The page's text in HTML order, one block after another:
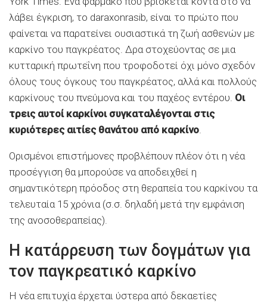
λάβει έγκριση, το daraxonrasib, είναι το πρώτο που
φαίνεται να παρατείνει ουσιαστικά τη ζωή ασθενών με
καρκίνο του παγκρέατος. Δρα στοχεύοντας σε μια
κυτταρική πρωτεΐνη που τροφοδοτεί όχι μόνο σχεδόν
όλους τους όγκους του παγκρέατος, αλλά και πολλούς
καρκίνους του πνεύμονα και του παχέος εντέρου. Οι
τρεις αυτοί καρκίνοι συγκαταλέγονται στις
κυριότερες αιτίες θανάτου από καρκίνο
Ορισμένοι επιστήμονες προβλέπουν πλέον ότι η νέα
προσέγγιση θα μπορούσε να αποδειχθεί η
σημαντικότερη πρόοδος στη θεραπεία του καρκίνου τα
τελευταία 15 χρόνια (σ.σ. δηλαδή μετά την εμφάνιση
της ανοσοθεραπείας).
Η κατάρρευση των δογμάτων για
τον παγκρεατικό καρκίνο
Η νέα επιτυχία έρχεται ύστερα από δεκαετίες